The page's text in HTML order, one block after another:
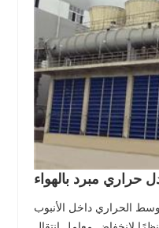
حراري مبرد بالهواء
الحراري داخل الأنبوب